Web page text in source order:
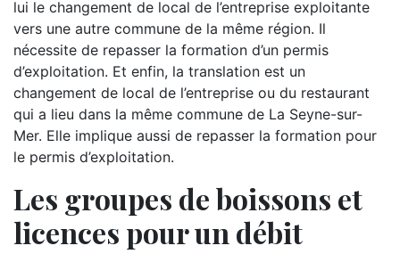
lui le changement de local de l’entreprise exploitante
vers une autre commune de la même région. Il
nécessite de repasser la formation d’un permis
d’exploitation. Et enfin, la translation est un
changement de local de l’entreprise ou du restaurant
qui a lieu dans la même commune de La Seyne-sur-
Mer. Elle implique aussi de repasser la formation pour
le permis d’exploitation.
Les groupes de boissons et
licences pour un débit